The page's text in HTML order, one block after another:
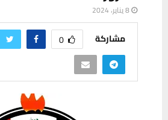
8 يناير، 2024
مشاركة 0